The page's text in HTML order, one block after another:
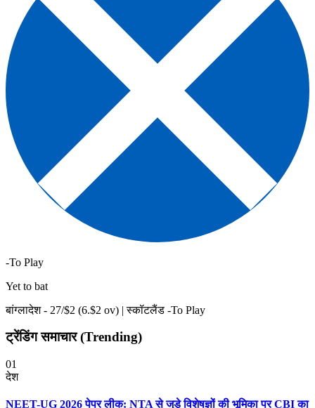
-To Play
Yet to bat
बांग्लादेश - 27/$2 (6.$2 ov) | स्कॉटलैंड -To Play
ट्रेंडिंग समाचार (Trending)
01
देश
NEET-UG 2026 पेपर लीक: NTA से जुड़े विशेषज्ञों की भूमिका पर CBI का